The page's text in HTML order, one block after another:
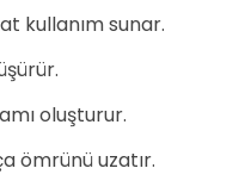
kullanım sunar.
oluşturur.
ömrünü uzatır.